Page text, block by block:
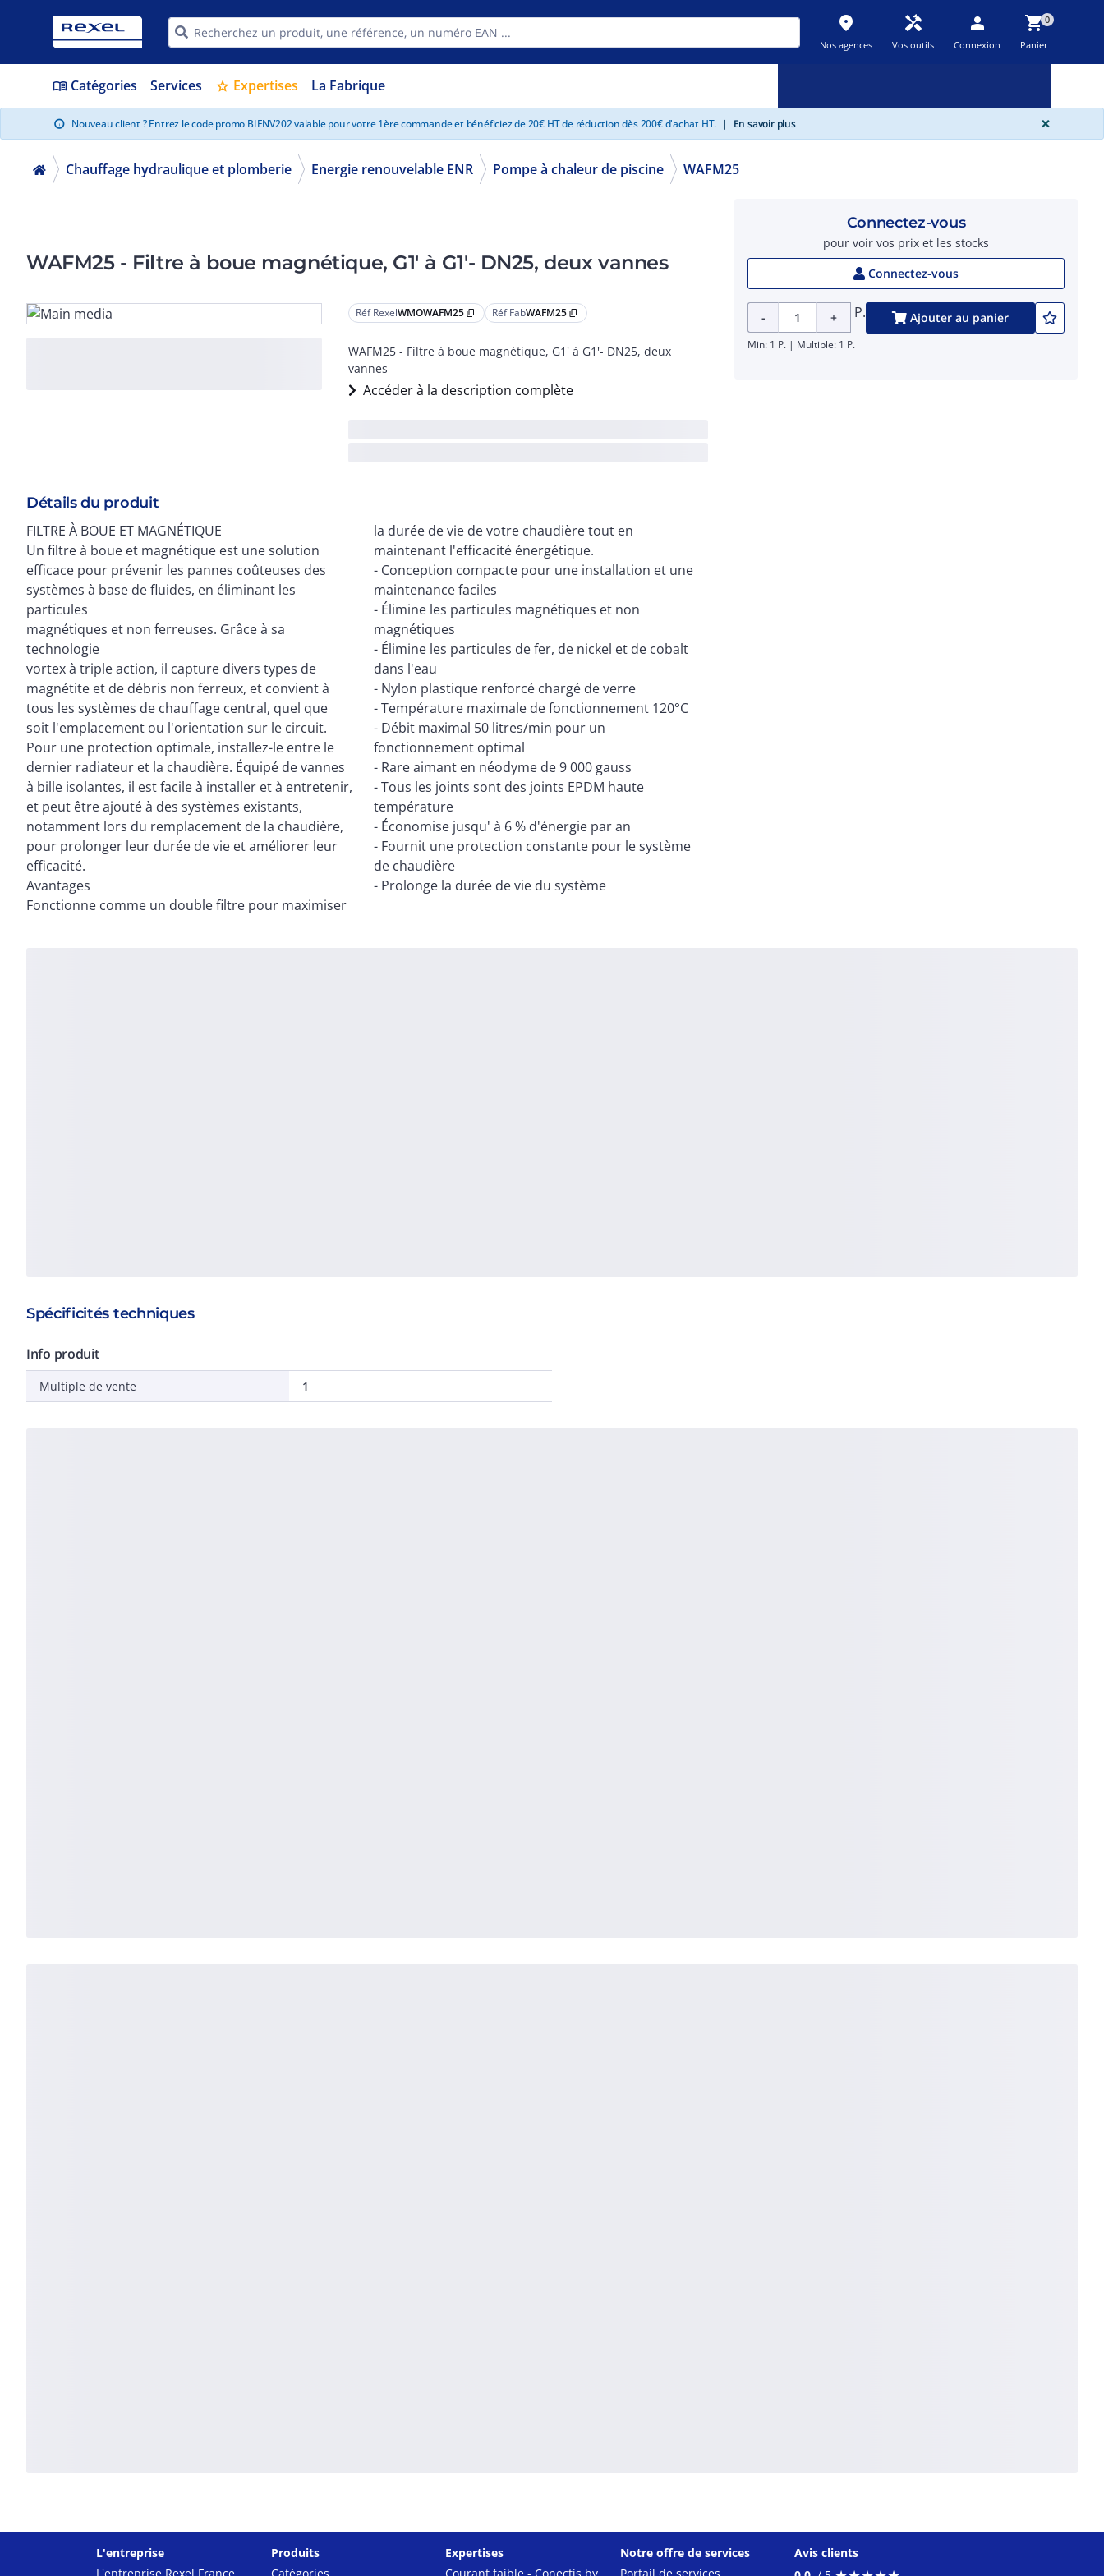
place
Nos agences
handyman
Vos outils
person
Connexion
shopping_cart0
Panier
menu_book Catégories Services star Expertises La Fabrique
info Nouveau client ? Entrez le code promo BIENV202 valable pour votre 1ère commande et bénéficiez de 20€ HT de réduction dès 200€ d'achat HT. | En savoir plus ×
Chauffage hydraulique et plomberie Energie renouvelable ENR Pompe à chaleur de piscine WAFM25
WAFM25 - Filtre à boue magnétique, G1' à G1'- DN25, deux vannes
Réf RexelWMOWAFM25 content_copy Réf FabWAFM25 content_copy
WAFM25 - Filtre à boue magnétique, G1' à G1'- DN25, deux
vannes
Accéder à la description complète
Détails du produit
FILTRE À BOUE ET MAGNÉTIQUE
Un filtre à boue et magnétique est une solution
efficace pour prévenir les pannes coûteuses des
systèmes à base de fluides, en éliminant les
particules
magnétiques et non ferreuses. Grâce à sa
technologie
vortex à triple action, il capture divers types de
magnétite et de débris non ferreux, et convient à
tous les systèmes de chauffage central, quel que
soit l'emplacement ou l'orientation sur le circuit.
Pour une protection optimale, installez-le entre le
dernier radiateur et la chaudière. Équipé de vannes
à bille isolantes, il est facile à installer et à entretenir,
et peut être ajouté à des systèmes existants,
notamment lors du remplacement de la chaudière,
pour prolonger leur durée de vie et améliorer leur
efficacité.
Avantages
Fonctionne comme un double filtre pour maximiser
la durée de vie de votre chaudière tout en
maintenant l'efficacité énergétique.
- Conception compacte pour une installation et une
maintenance faciles
- Élimine les particules magnétiques et non
magnétiques
- Élimine les particules de fer, de nickel et de cobalt
dans l'eau
- Nylon plastique renforcé chargé de verre
- Température maximale de fonctionnement 120°C
- Débit maximal 50 litres/min pour un
fonctionnement optimal
- Rare aimant en néodyme de 9 000 gauss
- Tous les joints sont des joints EPDM haute
température
- Économise jusqu' à 6 % d'énergie par an
- Fournit une protection constante pour le système
de chaudière
- Prolonge la durée de vie du système
Connectez-vous
pour voir vos prix et les stocks
Connectez-vous
- + P. Ajouter au panier
Min: 1 P. | Multiple: 1 P.
Spécificités techniques
Info produit
Multiple de vente 1
L'entreprise
Produits
Expertises
Notre offre de services
Avis clients